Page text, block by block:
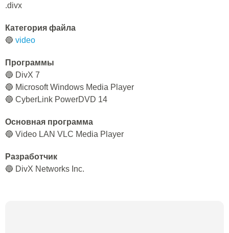
.divx
Категория файла
🔵 video
Программы
🔵 DivX 7
🔵 Microsoft Windows Media Player
🔵 CyberLink PowerDVD 14
Основная программа
🔵 Video LAN VLC Media Player
Разработчик
🔵 DivX Networks Inc.